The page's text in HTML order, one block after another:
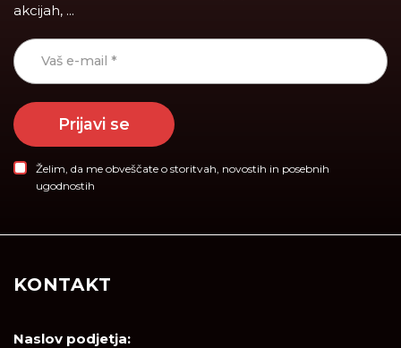
akcijah, ...
Prijavi se
Želim, da me obveščate o storitvah, novostih in posebnih
ugodnostih
KONTAKT
Naslov podjetja: